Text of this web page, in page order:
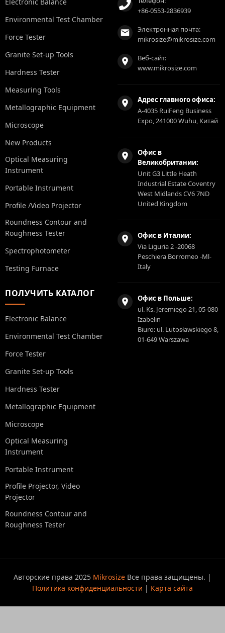
Environmental Test Chamber
Force Tester
Granite Set-up Tools
Hardness Tester
Measuring Tools
Metallographic Equipment
Microscope
New Products
Optical Measuring
Instrument
Portable Instrument
Profile /Video Projector
Roundness Contour and
Roughness Tester
Spectrophotometer
Testing Furnace
ПОЛУЧИТЬ КАТАЛОГ
Electronic Balance
Environmental Test Chamber
Force Tester
Granite Set-up Tools
Hardness Tester
Metallographic Equipment
Microscope
Optical Measuring
Instrument
Portable Instrument
Profile Projector, Video
Projector
Roundness Contour and
Roughness Tester
+86-0553-2836939
Электронная почта:
mikrosize@mikrosize.com
Веб-сайт:
www.mikrosize.com
Адрес главного офиса:
A-4035 RuiFeng Business
Expo, 241000 Wuhu, Китай
Офис в
Великобритании:
Unit G3 Little Heath
Industrial Estate Coventry
West Midlands CV6 7ND
United Kingdom
Офис в Италии:
Via Liguria 2 -20068
Peschiera Borromeo -Ml-
Italy
Офис в Польше:
ul. Ks. Jeremiego 21, 05-080
Izabelin
Biuro: ul. Lutosławskiego 8,
01-649 Warszawa
Авторские права 2025 Mikrosize Все права защищены. |
Политика конфиденциальности | Карта сайта